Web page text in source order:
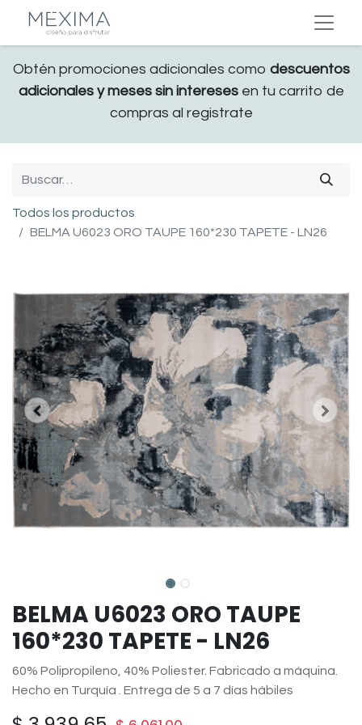
Obtén promociones adicionales como descuentos
adicionales y meses sin interesesen tu carrito de
compras al registrate
Todos los productos
BELMA U6023 ORO TAUPE 160*230 TAPETE - LN26
BELMA U6023 ORO TAUPE
160*230 TAPETE - LN26
60% Polipropileno, 40% Poliester. Fabricado a máquina.
Hecho en Turquía . Entrega de 5 a 7 días hábiles